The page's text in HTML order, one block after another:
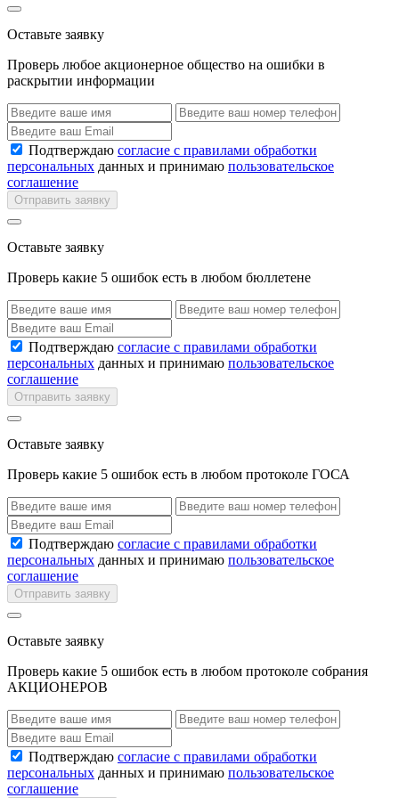
Оставьте заявку
Проверь любое акционерное общество на ошибки в
раскрытии информации
Подтверждаю согласие с правилами обработки
персональных данных и принимаю пользовательское
соглашение
Отправить заявку
Оставьте заявку
Проверь какие 5 ошибок есть в любом бюллетене
Подтверждаю согласие с правилами обработки
персональных данных и принимаю пользовательское
соглашение
Отправить заявку
Оставьте заявку
Проверь какие 5 ошибок есть в любом протоколе ГОСА
Подтверждаю согласие с правилами обработки
персональных данных и принимаю пользовательское
соглашение
Отправить заявку
Оставьте заявку
Проверь какие 5 ошибок есть в любом протоколе собрания
АКЦИОНЕРОВ
Подтверждаю согласие с правилами обработки
персональных данных и принимаю пользовательское
соглашение